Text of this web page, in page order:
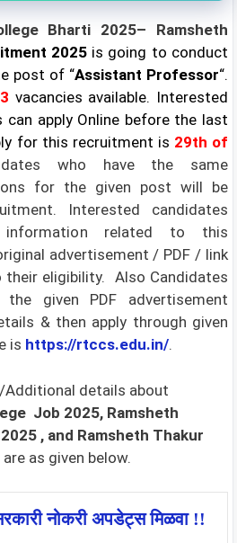
Bharti 2025– Ramsheth
2025is going to conduct
post of “Assistant Professor“.
vacancies available. Interested
can apply Online before the last
for this recruitment is 29th of
who have the same
for the given post will be
Interested candidates
related to this
advertisement / PDF / link
their eligibility. Also Candidates
given PDF advertisement
& then apply through given
is https://rtccs.edu.in/.
details about
Job 2025, Ramsheth
, and Ramsheth Thakur
are as given below.
नोकरी अपडेट्स मिळवा !!